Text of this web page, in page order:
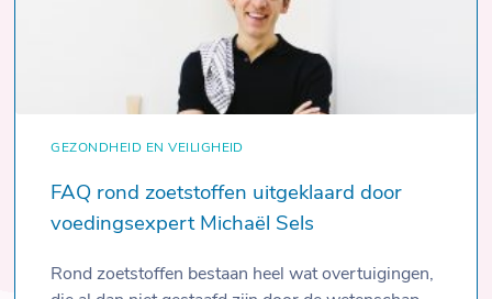
GEZONDHEID EN VEILIGHEID
FAQ rond zoetstoffen uitgeklaard door
voedingsexpert Michaël Sels
Rond zoetstoffen bestaan heel wat overtuigingen,